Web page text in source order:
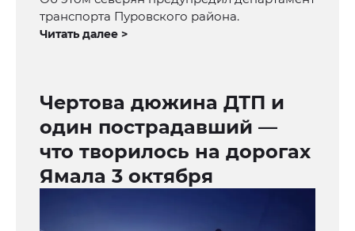
транспорта Пуровского района.
Читать далее >
Чертова дюжина ДТП и
один пострадавший —
что творилось на дорогах
Ямала 3 октября